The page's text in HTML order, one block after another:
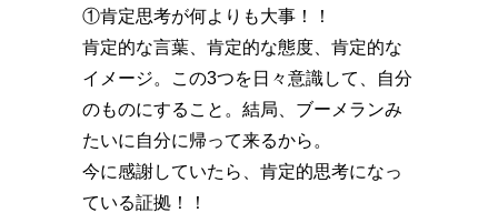
①肯定思考が何よりも大事！！
肯定的な言葉、肯定的な態度、肯定的な
イメージ。この3つを日々意識して、自分
のものにすること。結局、ブーメランみ
たいに自分に帰って来るから。
今に感謝していたら、肯定的思考になっ
ている証拠！！